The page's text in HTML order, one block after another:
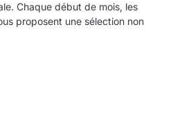
Chaque début de mois, les
proposent une sélection non